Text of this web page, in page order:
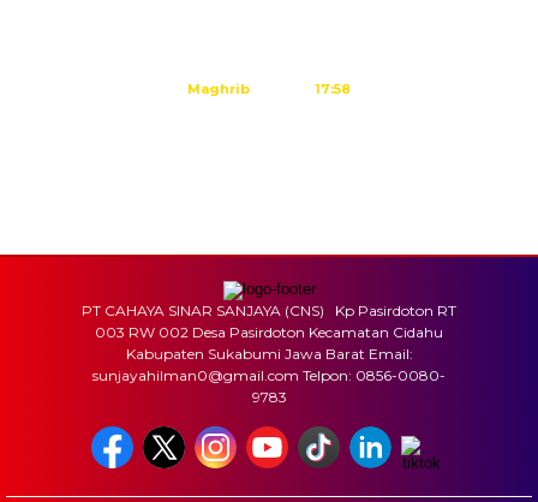
Maghrib 17:58
PT CAHAYA SINAR SANJAYA (CNS) Kp Pasirdoton RT
003 RW 002 Desa Pasirdoton Kecamatan Cidahu
Kabupaten Sukabumi Jawa Barat Email:
sunjayahilman0@gmail.com Telpon: 0856-0080-
9783